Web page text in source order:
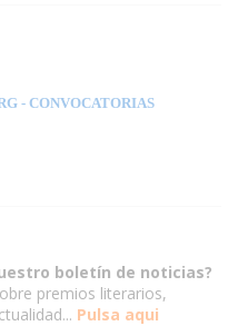
- CONVOCATORIAS
boletín de noticias?
premios literarios,
Pulsa aqui